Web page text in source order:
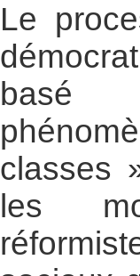
Le
basé
classes
les